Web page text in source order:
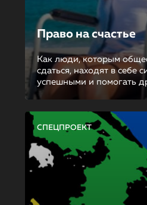
Право на счастье
Как люди, которым
сдаться, находят в себе
успешными и помогать
СПЕЦПРОЕКТ